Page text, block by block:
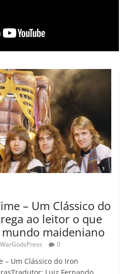
m
– Um Clássico do
ao leitor o que
maideniano
WarGodsPress 0
– Um Clássico do Iron